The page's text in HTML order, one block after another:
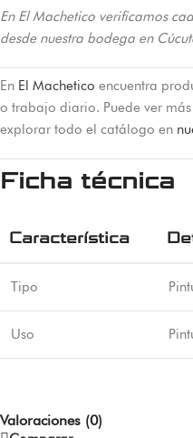
En El Machetico verificamos
desde nuestra bodega en
En El Machetico encuentra
o trabajo diario. Puede ver
explorar todo el catálogo en
Ficha técnica
Característica
Tipo
Uso
Valoraciones (0)